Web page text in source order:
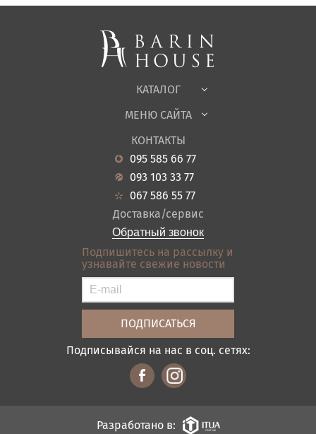
КАТАЛОГ
Спальни, Кровати
Корпусная мебель
Офисная мебель
Садовая мебель
Гостиная
Кухня
Прихожие
Ванная
Акции
МЕНЮ САЙТА
О нас
Новости
Гарантия
Кредит
Оплата и доставка
Отзывы
Контакты
Карта сайта
Условия покупки
КОНТАКТЫ
095 585 66 77
093 103 33 77
067 586 55 77
Доставка/сервис
Обратный звонок
Подпишитесь на рассылку и
узнавайте свежие новости
Подписывайся на нас в соц. сетях:
Разработано в: